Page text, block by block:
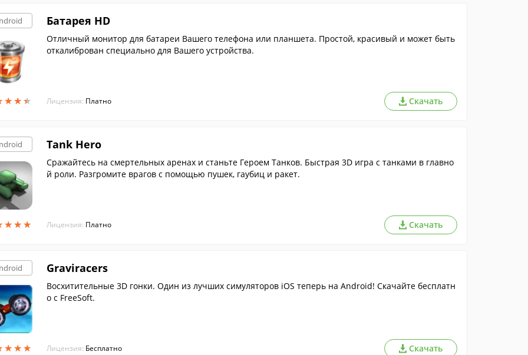
★★★
★★★
Батарея HD
Отличный монитор для батареи Вашего телефона или планшета. Простой, красивый и может быть
откалиброван специально для Вашего устройства.
Лицензия: Платно Скачать
★★★
★★★
Tank Hero
Сражайтесь на смертельных аренах и станьте Героем Танков. Быстрая 3D игра с танками в главно
й роли. Разгромите врагов с помощью пушек, гаубиц и ракет.
Лицензия: Платно Скачать
★★★
★★★
Graviracers
Восхитительные 3D гонки. Один из лучших симуляторов iOS теперь на Android! Скачайте бесплатн
о с FreeSoft.
Лицензия: Бесплатно Скачать